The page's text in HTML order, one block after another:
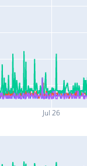
Jul 26